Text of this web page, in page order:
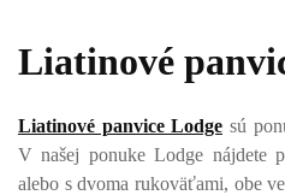
Liatinové
Liatinové panvice Lodge sú
V našej ponuke Lodge nájdete
alebo s dvoma rukoväťami, obe